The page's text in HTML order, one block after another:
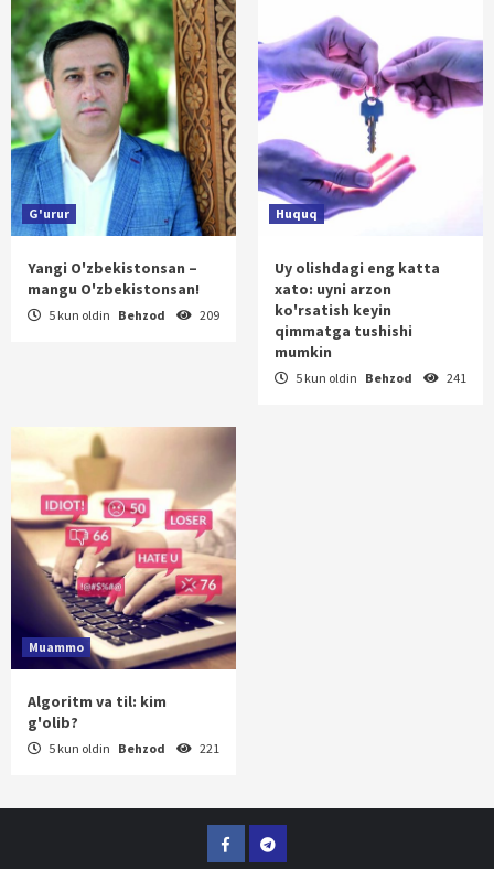
G'urur
Yangi O'zbekistonsan –
mangu O'zbekistonsan!
5 kun oldin Behzod 209
Huquq
Uy olishdagi eng katta
xato: uyni arzon
ko'rsatish keyin
qimmatga tushishi
mumkin
5 kun oldin Behzod 241
Muammo
Algoritm va til: kim
g'olib?
5 kun oldin Behzod 221
FacebookTelegram